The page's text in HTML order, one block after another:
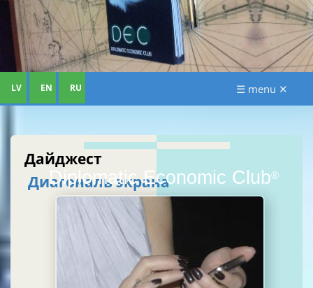
Diplomatic Economic Club®
LV EN RU ☰ menu ✕
Дайджест
Диагональ экрана